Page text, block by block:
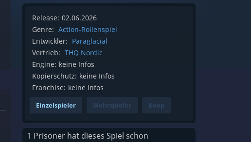
Release: 02.06.2026
Genre: Action-Rollenspiel
Entwickler: Paraglacial
Vertrieb: THQ Nordic
Engine: keine Infos
Kopierschutz: keine Infos
Franchise: keine Infos
Einzelspieler Mehrspieler Koop
1 Prisoner hat dieses Spiel schon